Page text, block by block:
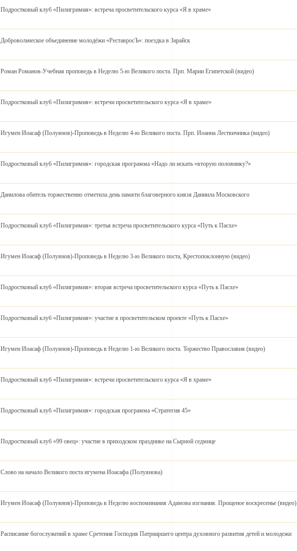
Подростковый клуб «Пилигримия»: встреча просветительского курса «Я в храме»
Добровольческое объединение молодёжи «РеставросЪ»: поездка в Зарайск
Роман Романов-Учебная проповедь в Неделю 5-ю Великого поста. Прп. Марии Египетской (видео)
Подростковый клуб «Пилигримия»: встречи просветительского курса «Я в храме»
Игумен Иоасаф (Полуянов)-Проповедь в Неделю 4-ю Великого поста. Прп. Иоанна Лествичника (видео)
Подростковый клуб «Пилигримия»: городская программа «Надо ли искать «вторую половинку?»
Данилова обитель торжественно отметила день памяти благоверного князя Даниила Московского
Подростковый клуб «Пилигримия»: третья встреча просветительского курса «Путь к Пасхе»
Игумен Иоасаф (Полуянов)-Проповедь в Неделю 3-ю Великого поста, Крестопоклонную (видео)
Подростковый клуб «Пилигримия»: вторая встреча просветительского курса «Путь к Пасхе»
Подростковый клуб «Пилигримия»: участие в просветительском проекте «Путь к Пасхе»
Игумен Иоасаф (Полуянов)-Проповедь в Неделю 1-ю Великого поста. Торжество Православия (видео)
Подростковый клуб «Пилигримия»: встречи просветительского курса «Я в храме»
Подростковый клуб «Пилигримия»: городская программа «Стратегия 45»
Подростковый клуб «99 овец»: участие в приходском празднике на Сырной седмице
Слово на начало Великого поста игумена Иоасафа (Полуянова)
Игумен Иоасаф (Полуянов)-Проповедь в Неделю воспоминания Адамова изгнания. Прощеное воскресенье (видео)
Расписание богослужений в храме Сретения Господня Патриаршего центра духовного развития детей и молодежи